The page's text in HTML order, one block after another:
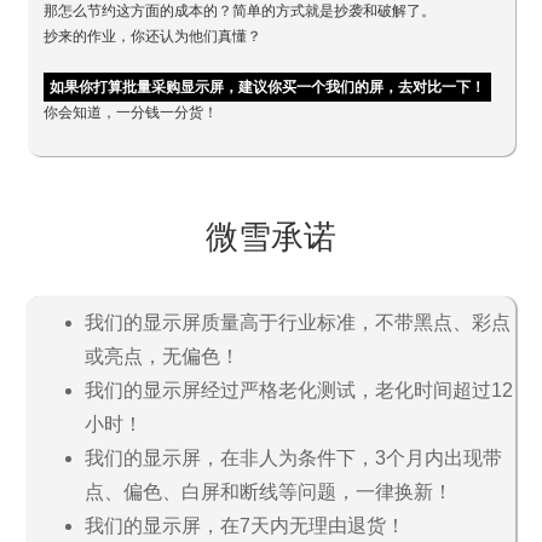
那怎么节约这方面的成本的？简单的方式就是抄袭和破解了。
抄来的作业，你还认为他们真懂？
如果你打算批量采购显示屏，建议你买一个我们的屏，去对比一下！
你会知道，一分钱一分货！
微雪承诺
我们的显示屏质量高于行业标准，不带黑点、彩点
或亮点，无偏色！
我们的显示屏经过严格老化测试，老化时间超过12
小时！
我们的显示屏，在非人为条件下，3个月内出现带
点、偏色、白屏和断线等问题，一律换新！
我们的显示屏，在7天内无理由退货！